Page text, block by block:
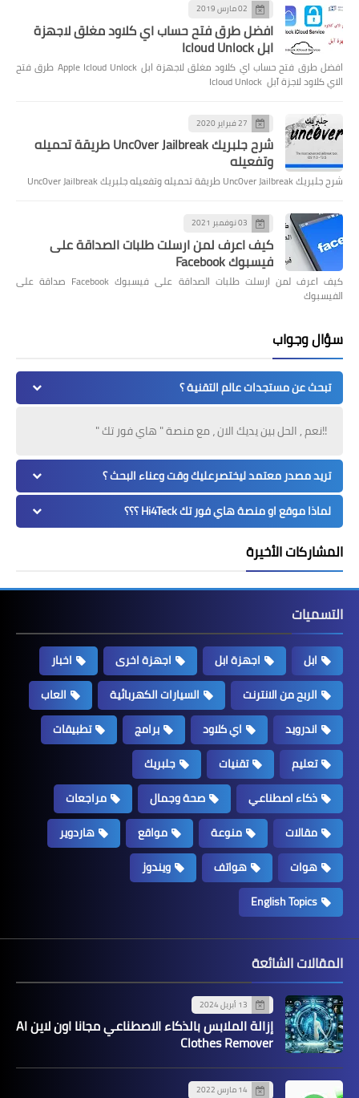
02 مارس 2019
افضل طرق فتح حساب اي كلاود مغلق لاجهزة
ابل Icloud Unlock
افضل طرق فتح حساب اي كلاود مغلق لاجهزة ابل Apple Icloud Unlock طرق فتح
الاي كلاود لاجزة آبل Icloud Unlock
27 فبراير 2020
شرح جلبريك Unc0ver Jailbreak طريقة تحميله
وتفعيله
شرح جلبريك Unc0ver Jailbreak طريقة تحميله وتفعيله جلبريك Unc0ver Jailbreak
03 نوفمبر 2021
كيف اعرف لمن ارسلت طلبات الصداقة على
فيسبوك Facebook
كيف اعرف لمن ارسلت طلبات الصداقة على فيسبوك Facebook صداقة على
الفيسبوك
سؤال وجواب
تبحث عن مستجدات عالم التقنية ؟
!!نعم , الحل بين يديك الان ، مع منصة " هاي فور تك "
تريد مصدر معتمد ليختصرعليك وقت وعناء البحث ؟
لماذا موقع او منصة هاي فور تك Hi4Teck ؟؟؟
المشاركات الأخيرة
التسميات
ابل اجهزة ابل اجهزة اخرى
اخبار
الربح من الانترنت
السيارات الكهربائية
العاب
اندرويد
اي كلاود برامج
تطبيقات
تعليم
تقنيات
جلبريك
ذكاء اصطناعي
صحة وجمال
مراجعات
مقالات
منوعة مواقع
هاردوير
هوات
هواتف
ويندوز
English Topics
المقالات الشائعة
13 أبريل 2024
إزالة الملابس بالذكاء الاصطناعي مجانا اون لاين AI
Clothes Remover
14 مارس 2022